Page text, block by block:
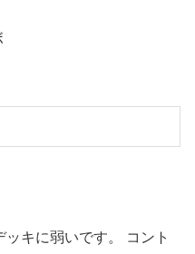
キに弱いです。 コント